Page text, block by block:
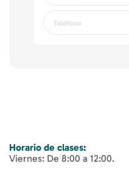
Horario de clases:
Viernes: De 8:00 a 12:00.